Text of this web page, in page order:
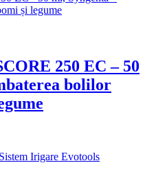
250 EC – 50
bolilor